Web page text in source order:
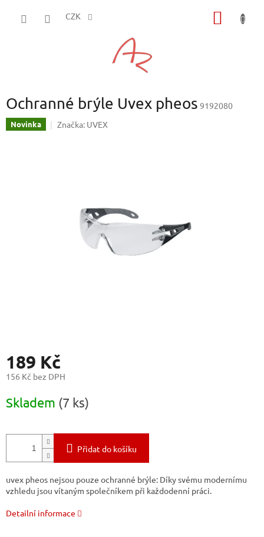
CZK
Ochranné brýle Uvex pheos 9192080
Novinka Značka: UVEX
189 Kč
156 Kč bez DPH
cena:
Skladem (7 ks)
Přidat do košíku
uvex pheos nejsou pouze ochranné brýle: Díky svému modernímu
vzhledu jsou vítaným společníkem při každodenní práci.
Detailní informace